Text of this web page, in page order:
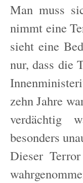
Man muss
nimmt eine
sieht eine
nur, dass die
zehn Jahre
verdächtig
besonders
Dieser